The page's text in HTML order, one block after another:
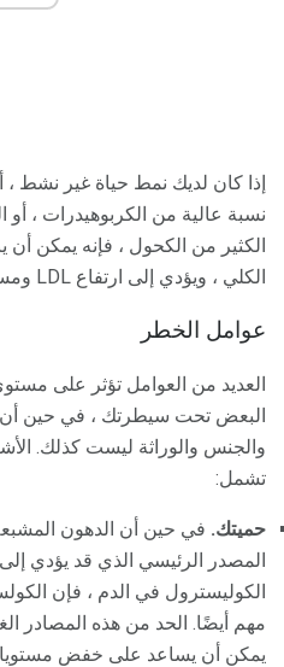
إذا كان لديك نمط حياة غير نشط
نسبة عالية من الكربوهيدرات ،
الكثير من الكحول ، فإنه يمكن
الكلي ، ويؤدي إلى ارتفاع LDL ومستويات HDL منخفضة.
عوامل الخطر
العديد من العوامل تؤثر على
البعض تحت سيطرتك ، في حين أن
والجنس والوراثة ليست كذلك.
تشمل:
حميتك. في حين أن الدهون
المصدر الرئيسي الذي قد يؤدي
الكوليسترول في الدم ، فإن
مهم أيضًا. الحد من هذه المصادر
يمكن أن يساعد على خفض